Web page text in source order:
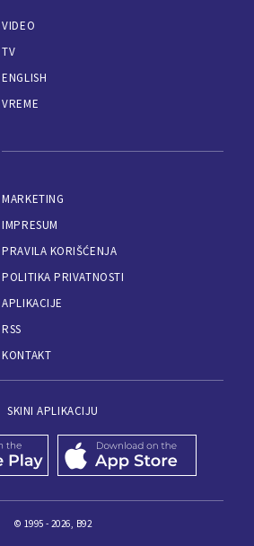
VIDEO
TV
ENGLISH
VREME
MARKETING
IMPRESUM
PRAVILA KORIŠĆENJA
POLITIKA PRIVATNOSTI
APLIKACIJE
RSS
KONTAKT
SKINI APLIKACIJU
© 1995 - 2026, B92